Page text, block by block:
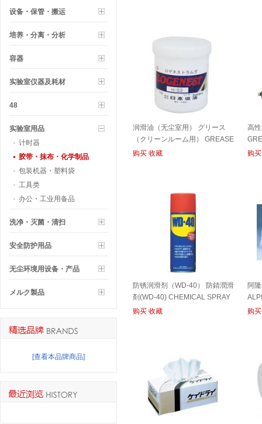
润滑油（无尘室用） グリース
（クリーンルーム用） GREASE
购买 收藏
高
购买
防锈润滑剂（WD-40） 防錆潤滑
剤(WD-40) CHEMICAL SPRAY
购买 收藏
阿
购买
设备・保管・搬运
培养・分离・分析
容器
实验室仪器及耗材
48
实验室用品
计时器
胶带・抹布・化学制品
包装机器・塑料袋
工具类
办公・工业用备品
洗净・灭菌・清扫
安全防护用品
无尘环境用设备・产品
メルク製品
[查看本品牌商品]